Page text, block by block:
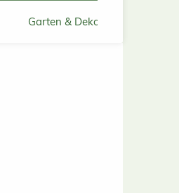
Garten & Deko für Zuhause